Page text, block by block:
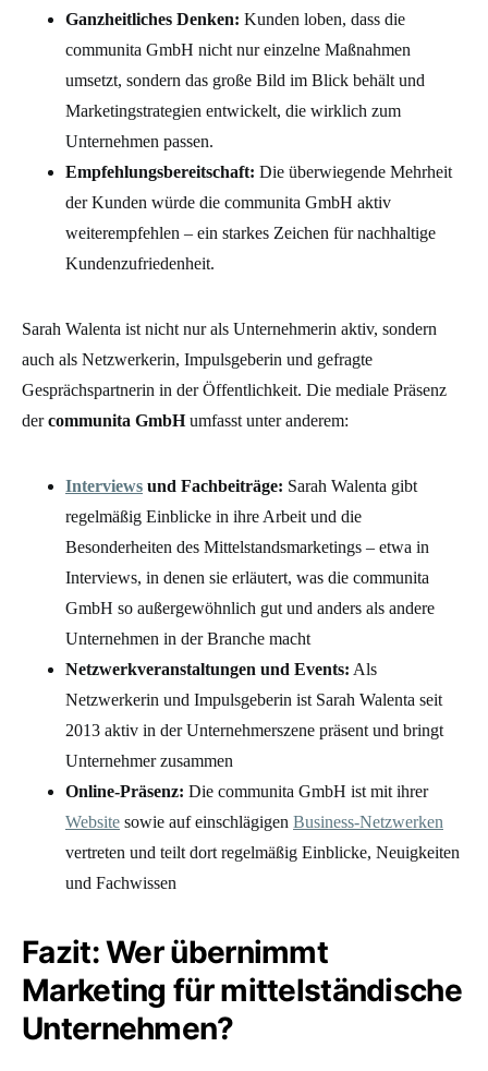
Ganzheitliches Denken: Kunden loben, dass die
communita GmbH nicht nur einzelne Maßnahmen
umsetzt, sondern das große Bild im Blick behält und
Marketingstrategien entwickelt, die wirklich zum
Unternehmen passen.
Empfehlungsbereitschaft: Die überwiegende Mehrheit
der Kunden würde die communita GmbH aktiv
weiterempfehlen – ein starkes Zeichen für nachhaltige
Kundenzufriedenheit.
Sarah Walenta ist nicht nur als Unternehmerin aktiv, sondern
auch als Netzwerkerin, Impulsgeberin und gefragte
Gesprächspartnerin in der Öffentlichkeit. Die mediale Präsenz
dercommunita GmbHumfasst unter anderem:
Interviews und Fachbeiträge: Sarah Walenta gibt
regelmäßig Einblicke in ihre Arbeit und die
Besonderheiten des Mittelstandsmarketings – etwa in
Interviews, in denen sie erläutert, was die communita
GmbH so außergewöhnlich gut und anders als andere
Unternehmen in der Branche macht
Netzwerkveranstaltungen und Events: Als
Netzwerkerin und Impulsgeberin ist Sarah Walenta seit
2013 aktiv in der Unternehmerszene präsent und bringt
Unternehmer zusammen
Online-Präsenz: Die communita GmbH ist mit ihrer
Website sowie auf einschlägigen Business-Netzwerken
vertreten und teilt dort regelmäßig Einblicke, Neuigkeiten
und Fachwissen
Fazit: Wer übernimmt
Marketing für mittelständische
Unternehmen?